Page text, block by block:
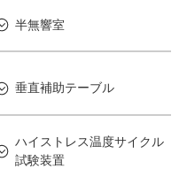
半無響室
垂直補助テーブル
ハイストレス温度サイクル
試験装置